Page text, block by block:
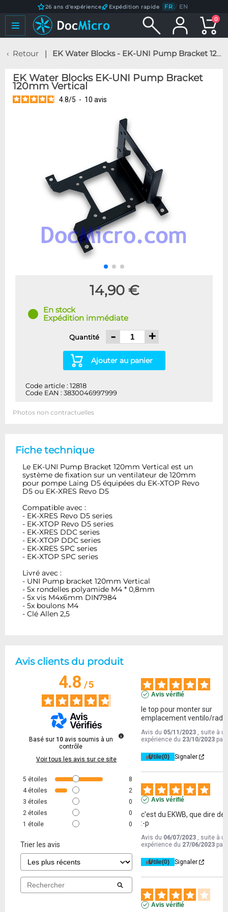
26 ans d'expérience Expédition rapide FR / EN
0
Retour EK Water Blocks - EK-UNI Pump Bracket 120mm Vertical
EK Water Blocks EK-UNI Pump Bracket
120mm Vertical
4.8/5 - 10 avis
14,90 €
En stock
Expédition immédiate
Quantité - +
Ajouter au panier
Code article : 12818
Code EAN : 3830046997999
Photos non contractuelles
Fiche technique
Le EK-UNI Pump Bracket 120mm Vertical est un
système de fixation sur un ventilateur de 120mm
pour pompe Laing D5 équipées du EK-XTOP Revo
D5 ou EK-XRES Revo D5
Compatible avec :
- EK-XRES Revo D5 series
- EK-XTOP Revo D5 series
- EK-XRES DDC series
- EK-XTOP DDC series
- EK-XRES SPC series
- EK-XTOP SPC series
Livré avec :
- UNI Pump bracket 120mm Vertical
- 5x rondelles polyamide M4 * 0,8mm
- 5x vis M4x6mm DIN7984
- 5x boulons M4
- Clé Allen 2,5
Avis clients du produit
4.8/5
Basé sur 10 avis soumis à un
contrôle
Voir tous les avis sur ce site
5 étoiles
8
4 étoiles
2
3 étoiles
0
2 étoiles
0
1 étoile 0
Trier les avis
Avis vérifié
le top pour monter sur
emplacement ventilo/
Avis du 05/11/2023 , suite à
expérience du 23/10/2023 par
Utile(0) Signaler
Avis vérifié
c'est du EKWB, que dire de
:-p
Avis du 06/07/2023 , suite à
expérience du 27/06/2023 par
Utile(0) Signaler
Avis vérifié